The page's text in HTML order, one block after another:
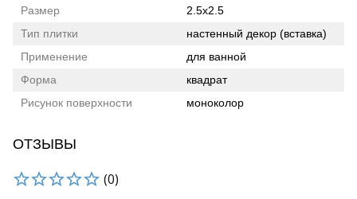
Размер
2.5x2.5
Тип плитки
настенный декор (вставка)
Применение
для ванной
Форма
квадрат
Рисунок поверхности
моноколор
ОТЗЫВЫ
(0)